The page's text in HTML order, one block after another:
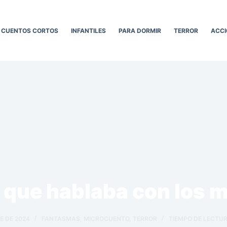
CUENTOS CORTOS INFANTILES PARA DORMIR TERROR